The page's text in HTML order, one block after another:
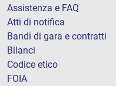
Assistenza e FAQ
Atti di notifica
Bandi di gara e contratti
Bilanci
Codice etico
FOIA